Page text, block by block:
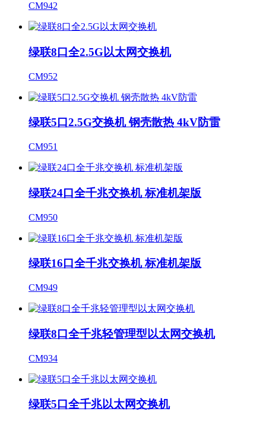
CM942
绿联8口全2.5G以太网交换机
CM952
绿联5口2.5G交换机 钢壳散热 4kV防雷
CM951
绿联24口全千兆交换机 标准机架版
CM950
绿联16口全千兆交换机 标准机架版
CM949
绿联8口全千兆轻管理型以太网交换机
CM934
绿联5口全千兆以太网交换机